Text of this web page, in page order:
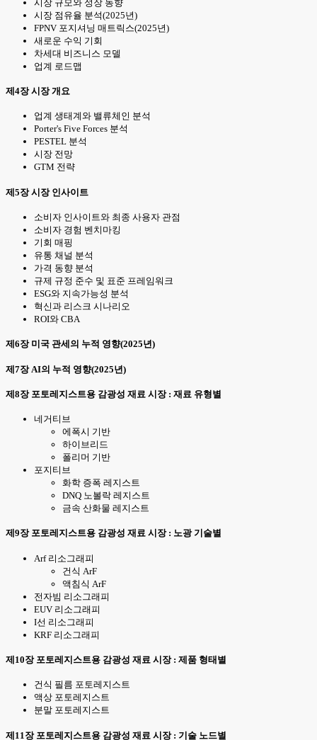
시장 규모와 성장 동향
시장 점유율 분석(2025년)
FPNV 포지셔닝 매트릭스(2025년)
새로운 수익 기회
차세대 비즈니스 모델
업계 로드맵
제4장 시장 개요
업계 생태계와 밸류체인 분석
Porter's Five Forces 분석
PESTEL 분석
시장 전망
GTM 전략
제5장 시장 인사이트
소비자 인사이트와 최종 사용자 관점
소비자 경험 벤치마킹
기회 매핑
유통 채널 분석
가격 동향 분석
규제 규정 준수 및 표준 프레임워크
ESG와 지속가능성 분석
혁신과 리스크 시나리오
ROI와 CBA
제6장 미국 관세의 누적 영향(2025년)
제7장 AI의 누적 영향(2025년)
제8장 포토레지스트용 감광성 재료 시장 : 재료 유형별
네거티브
에폭시 기반
하이브리드
폴리머 기반
포지티브
화학 증폭 레지스트
DNQ 노볼락 레지스트
금속 산화물 레지스트
제9장 포토레지스트용 감광성 재료 시장 : 노광 기술별
Arf 리소그래피
건식 ArF
액침식 ArF
전자빔 리소그래피
EUV 리소그래피
I선 리소그래피
KRF 리소그래피
제10장 포토레지스트용 감광성 재료 시장 : 제품 형태별
건식 필름 포토레지스트
액상 포토레지스트
분말 포토레지스트
제11장 포토레지스트용 감광성 재료 시장 : 기술 노드별